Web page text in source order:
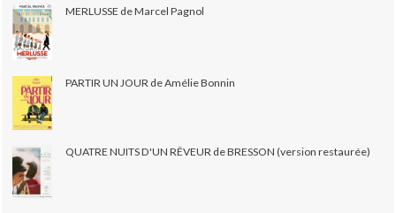
MERLUSSE de Marcel Pagnol
PARTIR UN JOUR de Amélie Bonnin
QUATRE NUITS D'UN RÊVEUR de BRESSON (version restaurée)